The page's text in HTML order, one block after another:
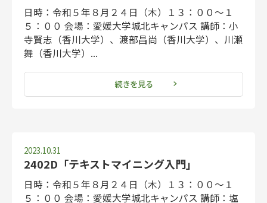
日時：令和５年８月２４日（木）１３：００～１
５：００ 会場：愛媛大学城北キャンパス 講師：小
寺賢志（香川大学）、渡部昌尚（香川大学）、川瀬
舞（香川大学）...
続きを見る
2023.10.31
2402D「テキストマイニング入門」
日時：令和５年８月２４日（木）１３：００～１
５：００ 会場：愛媛大学城北キャンパス 講師：塩